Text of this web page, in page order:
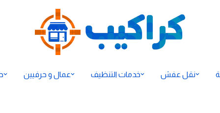
نقل عفش خدمات التنظيف عمال و حرفيين